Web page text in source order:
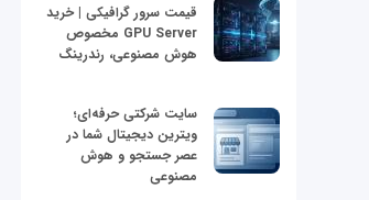
قیمت سرور گرافیکی | خرید
GPU Server مخصوص
هوش مصنوعی، رندرینگ
سایت شرکتی حرفه‌ای؛
ویترین دیجیتال شما در
عصر جستجو و هوش
مصنوعی